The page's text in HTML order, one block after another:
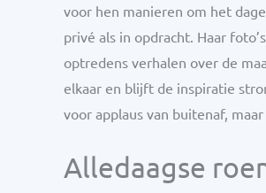
voor hen manieren om het
privé als in opdracht. Haar
optredens verhalen over de
elkaar en blijft de inspiratie
voor applaus van buitenaf,
Alledaagse